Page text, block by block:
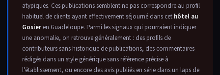
atypiques. Ces publications semblent ne pas correspondre au profil
habituel de clients ayant effectivement séjourné dans cet hôtel au
Gosier en Guadeloupe. Parmi les signaux qui pourraient indiquer
une anomalie, on retrouve généralement : des profils de
contributeurs sans historique de publications, des commentaires
rédigés dans un style générique sans référence précise à
l'établissement, ou encore des avis publiés en série dans un laps de